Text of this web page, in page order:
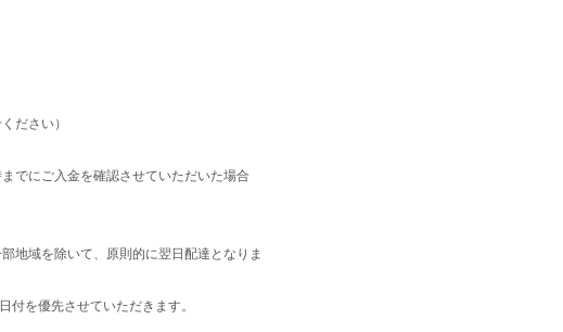
ださい）
でにご入金を確認させていただいた場合
地域を除いて、原則的に翌日配達となりま
付を優先させていただきます。